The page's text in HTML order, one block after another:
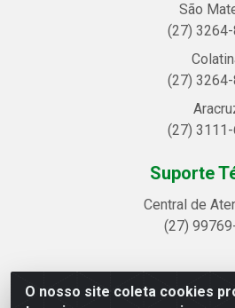
O nosso site coleta cookies
São
(27)
(27)
(27)
Suporte
Central de
(27)
Linhavix Distribuidora LTDA -